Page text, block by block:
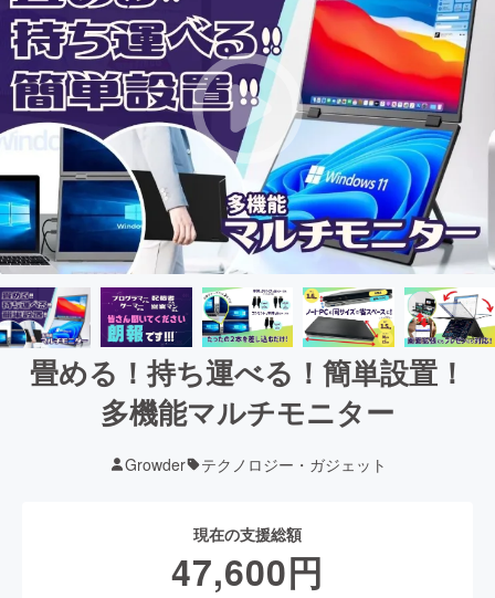
畳める！持ち運べる！簡単設置！
多機能マルチモニター
Growder テクノロジー・ガジェット
現在の支援総額
47,600円